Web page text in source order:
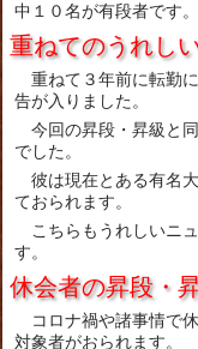
中１０名が有段者です。
重ねてのうれし
重ねて３年前に転勤
告が入りました。
今回の昇段・昇級と
でした。
彼は現在とある有名
ておられます。
こちらもうれしいニ
す。
休会者の昇段・
コロナ禍や諸事情で
対象者がおられます。